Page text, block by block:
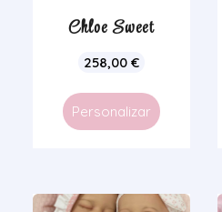
Chloe Sweet
258,00 €
Personalizar